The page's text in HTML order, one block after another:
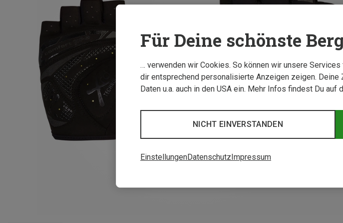
Für Deine schönste
… verwenden wir Cookies. So können wir unsere
dir entsprechend personalisierte Anzeigen zeigen.
Daten u.a. auch in den USA ein. Mehr Infos findest Du auf
NICHT EINVERSTANDEN
EinstellungenDatenschutz Impressum